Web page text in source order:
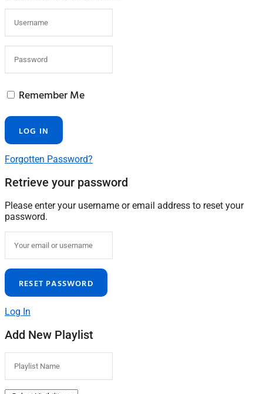
Remember Me
Forgotten Password?
Retrieve your password
Please enter your username or email address to reset your
password.
Log In
Add New Playlist